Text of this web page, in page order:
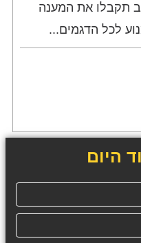
תקבלו את המענה
לכל הדגמים...
היום